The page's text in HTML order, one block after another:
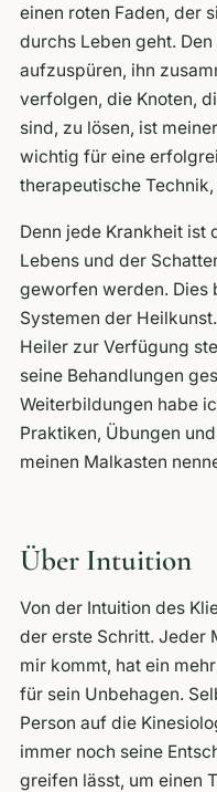
einen roten Faden, der
durchs Leben geht.
aufzuspüren, ihn
verfolgen, die Knoten,
sind, zu lösen, ist
wichtig für eine
therapeutische
Denn jede Krankheit
Lebens und der
geworfen werden. Dies
Systemen der
Heiler zur Verfügung
seine Behandlungen
Weiterbildungen habe
Praktiken, Übungen
meinen Malkasten
Über Intuition
Von der Intuition des
der erste Schritt. Jeder
mir kommt, hat ein
für sein Unbehagen.
Person auf die
immer noch seine
greifen lässt, um einen